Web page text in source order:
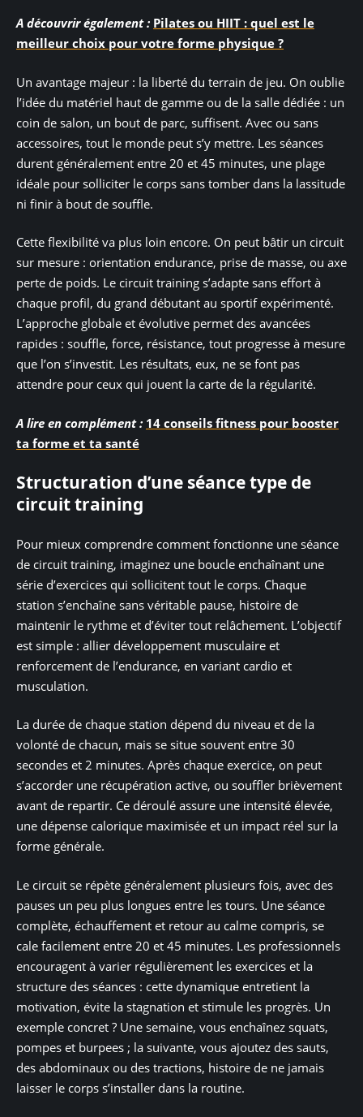
A découvrir également : Pilates ou HIIT : quel est le
meilleur choix pour votre forme physique ?
Un avantage majeur : la liberté du terrain de jeu. On oublie
l’idée du matériel haut de gamme ou de la salle dédiée : un
coin de salon, un bout de parc, suffisent. Avec ou sans
accessoires, tout le monde peut s’y mettre. Les séances
durent généralement entre 20 et 45 minutes, une plage
idéale pour solliciter le corps sans tomber dans la lassitude
ni finir à bout de souffle.
Cette flexibilité va plus loin encore. On peut bâtir un circuit
sur mesure : orientation endurance, prise de masse, ou axe
perte de poids. Le circuit training s’adapte sans effort à
chaque profil, du grand débutant au sportif expérimenté.
L’approche globale et évolutive permet des avancées
rapides : souffle, force, résistance, tout progresse à mesure
que l’on s’investit. Les résultats, eux, ne se font pas
attendre pour ceux qui jouent la carte de la régularité.
A lire en complément : 14 conseils fitness pour booster
ta forme et ta santé
Structuration d’une séance type de
circuit training
Pour mieux comprendre comment fonctionne une séance
de circuit training, imaginez une boucle enchaînant une
série d’exercices qui sollicitent tout le corps. Chaque
station s’enchaîne sans véritable pause, histoire de
maintenir le rythme et d’éviter tout relâchement. L’objectif
est simple : allier développement musculaire et
renforcement de l’endurance, en variant cardio et
musculation.
La durée de chaque station dépend du niveau et de la
volonté de chacun, mais se situe souvent entre 30
secondes et 2 minutes. Après chaque exercice, on peut
s’accorder une récupération active, ou souffler brièvement
avant de repartir. Ce déroulé assure une intensité élevée,
une dépense calorique maximisée et un impact réel sur la
forme générale.
Le circuit se répète généralement plusieurs fois, avec des
pauses un peu plus longues entre les tours. Une séance
complète, échauffement et retour au calme compris, se
cale facilement entre 20 et 45 minutes. Les professionnels
encouragent à varier régulièrement les exercices et la
structure des séances : cette dynamique entretient la
motivation, évite la stagnation et stimule les progrès. Un
exemple concret ? Une semaine, vous enchaînez squats,
pompes et burpees ; la suivante, vous ajoutez des sauts,
des abdominaux ou des tractions, histoire de ne jamais
laisser le corps s’installer dans la routine.